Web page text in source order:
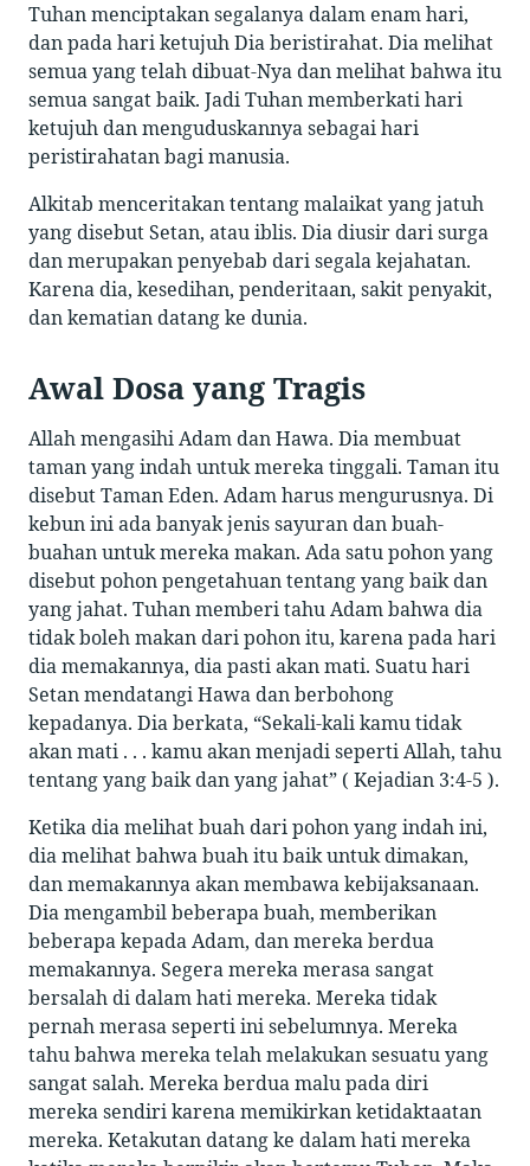
Tuhan menciptakan segalanya dalam enam hari,
dan pada hari ketujuh Dia beristirahat. Dia melihat
semua yang telah dibuat-Nya dan melihat bahwa itu
semua sangat baik. Jadi Tuhan memberkati hari
ketujuh dan menguduskannya sebagai hari
peristirahatan bagi manusia.
Alkitab menceritakan tentang malaikat yang jatuh
yang disebut Setan, atau iblis. Dia diusir dari surga
dan merupakan penyebab dari segala kejahatan.
Karena dia, kesedihan, penderitaan, sakit penyakit,
dan kematian datang ke dunia.
Awal Dosa yang Tragis
Allah mengasihi Adam dan Hawa. Dia membuat
taman yang indah untuk mereka tinggali. Taman itu
disebut Taman Eden. Adam harus mengurusnya. Di
kebun ini ada banyak jenis sayuran dan buah-
buahan untuk mereka makan. Ada satu pohon yang
disebut pohon pengetahuan tentang yang baik dan
yang jahat. Tuhan memberi tahu Adam bahwa dia
tidak boleh makan dari pohon itu, karena pada hari
dia memakannya, dia pasti akan mati. Suatu hari
Setan mendatangi Hawa dan berbohong
kepadanya. Dia berkata, “Sekali-kali kamu tidak
akan mati . . . kamu akan menjadi seperti Allah, tahu
tentang yang baik dan yang jahat” ( Kejadian 3:4-5 ).
Ketika dia melihat buah dari pohon yang indah ini,
dia melihat bahwa buah itu baik untuk dimakan,
dan memakannya akan membawa kebijaksanaan.
Dia mengambil beberapa buah, memberikan
beberapa kepada Adam, dan mereka berdua
memakannya. Segera mereka merasa sangat
bersalah di dalam hati mereka. Mereka tidak
pernah merasa seperti ini sebelumnya. Mereka
tahu bahwa mereka telah melakukan sesuatu yang
sangat salah. Mereka berdua malu pada diri
mereka sendiri karena memikirkan ketidaktaatan
mereka. Ketakutan datang ke dalam hati mereka